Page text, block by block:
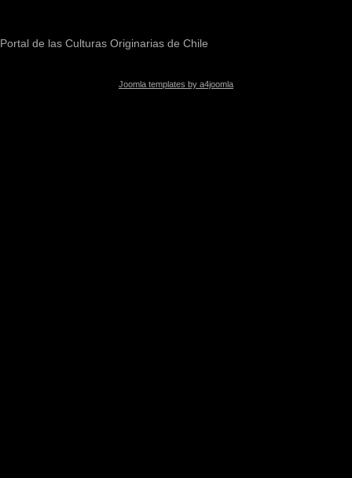
Portal de las Culturas Originarias de Chile
Joomla templates by a4joomla